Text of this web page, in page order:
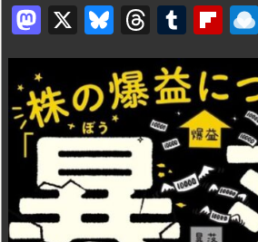
M
a
st
o
d
o
n
X
Bl
u
e
s
k
y
T
hr
e
a
d
s
T
u
m
bl
r
Fl
ip
b
o
ar
d